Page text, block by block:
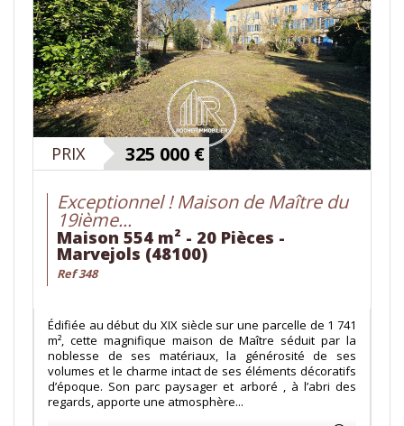
PRIX 325 000 €
Exceptionnel ! Maison de Maître du
19ième...
Maison 554 m² - 20 Pièces -
Marvejols (48100)
Ref 348
Édifiée au début du XIX siècle sur une parcelle de 1 741
m², cette magnifique maison de Maître séduit par la
noblesse de ses matériaux, la générosité de ses
volumes et le charme intact de ses éléments décoratifs
d’époque. Son parc paysager et arboré , à l’abri des
regards, apporte une atmosphère...